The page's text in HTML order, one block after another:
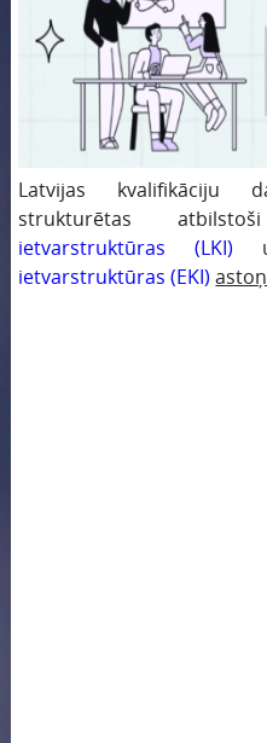
Latvijas kvalifikāciju
strukturētas
ietvarstruktūras (LKI)
ietvarstruktūras (EKI)